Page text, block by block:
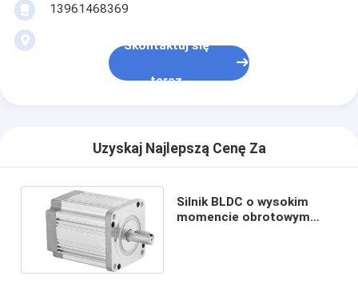
13961468369
Skontaktuj się
teraz
Uzyskaj Najlepszą Cenę Za
Silnik BLDC o wysokim
momencie obrotowym